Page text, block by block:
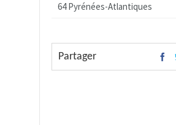
64 Pyrénées-Atlantiques
Partager